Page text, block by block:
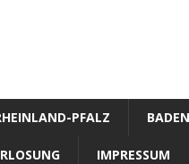
PFALZ
IMPRESSUM